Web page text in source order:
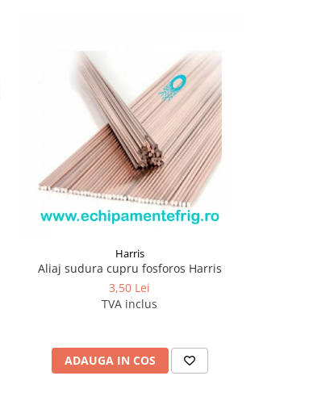
Harris
Aliaj sudura cupru fosforos Harris
3,50 Lei
TVA inclus
ADAUGA IN COS